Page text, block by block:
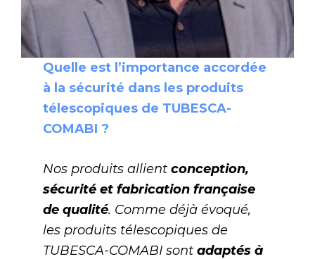
Quelle est l’importance accordée
à la sécurité dans les produits
télescopiques de TUBESCA-
COMABI ?
Nos produits allientconception,
sécurité et fabrication française
de qualité. Comme déjà évoqué,
les produits télescopiques de
TUBESCA-COMABI sontadaptés à